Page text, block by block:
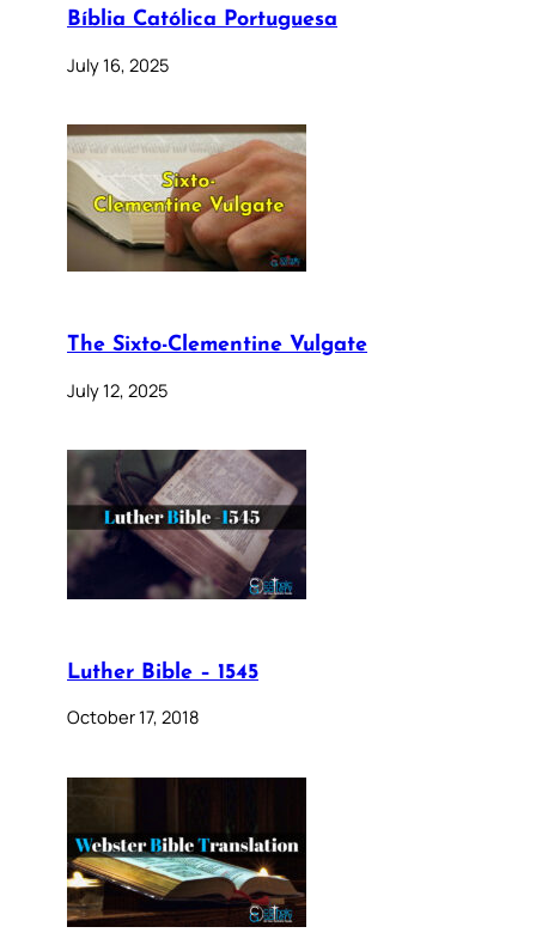
Bíblia Católica Portuguesa
July 16, 2025
The Sixto-Clementine Vulgate
July 12, 2025
Luther Bible – 1545
October 17, 2018